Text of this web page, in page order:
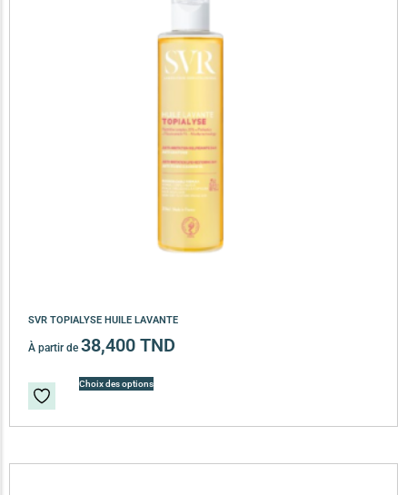
SVR TOPIALYSE HUILE LAVANTE
À partir de 38,400 TND
Choix des options